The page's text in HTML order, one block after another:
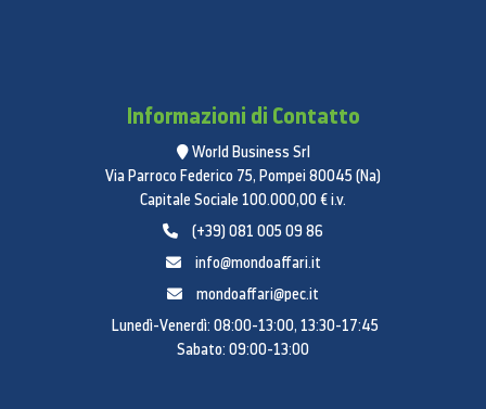
Informazioni di Contatto
World Business Srl
Via Parroco Federico 75, Pompei 80045 (Na)
Capitale Sociale 100.000,00 € i.v.
(+39) 081 005 09 86
info@mondoaffari.it
mondoaffari@pec.it
Lunedì-Venerdì: 08:00-13:00, 13:30-17:45
Sabato: 09:00-13:00